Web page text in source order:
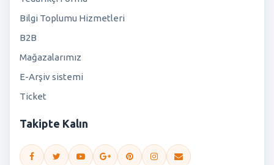
Bilgi Toplumu Hizmetleri
B2B
Mağazalarımız
E-Arşiv sistemi
Ticket
Takipte Kalın